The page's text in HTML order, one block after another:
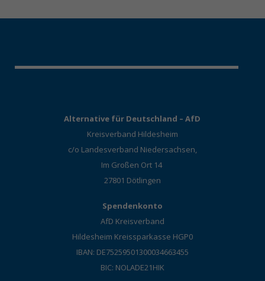
Alternative für Deutschland – AfD
Kreisverband Hildesheim
c/o Landesverband Niedersachsen,
Im Großen Ort 14
27801 Dötlingen
Spendenkonto
AfD Kreisverband
Hildesheim Kreissparkasse HGP0
IBAN: DE75259501300034663455
BIC: NOLADE21HIK